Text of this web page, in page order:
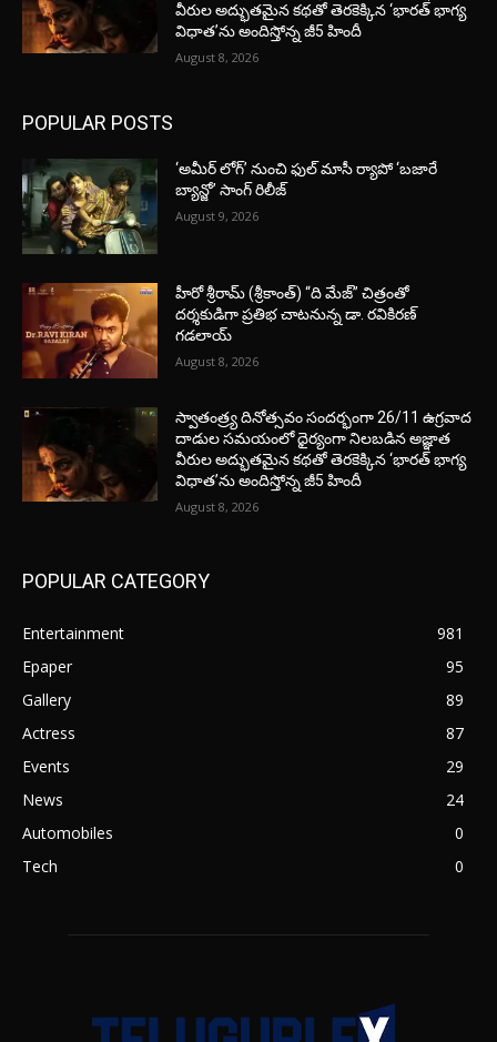
వీరుల అద్భుతమైన కథతో తెరకెక్కిన ‘భారత్ భాగ్య
విధాత’ను అందిస్తోన్న జీ5 హిందీ
August 8, 2026
POPULAR POSTS
‘అమీర్ లోగ్’ నుంచి ఫుల్ మాసీ ర్యాపో ‘బజారే
బ్యాన్జో’ సాంగ్ రిలీజ్
August 9, 2026
హీరో శ్రీరామ్ (శ్రీకాంత్) “ది మేజ్” చిత్రంతో
దర్శకుడిగా ప్రతిభ చాటనున్న డా. రవికిరణ్
గడలాయ్
August 8, 2026
స్వాతంత్ర్య దినోత్సవం సందర్భంగా 26/11 ఉగ్రవాద
దాడుల సమయంలో ధైర్యంగా నిలబడిన అజ్ఞాత
వీరుల అద్భుతమైన కథతో తెరకెక్కిన ‘భారత్ భాగ్య
విధాత’ను అందిస్తోన్న జీ5 హిందీ
August 8, 2026
POPULAR CATEGORY
Entertainment
981
Epaper
95
Gallery
89
Actress
87
Events
29
News
24
Automobiles
0
Tech
0